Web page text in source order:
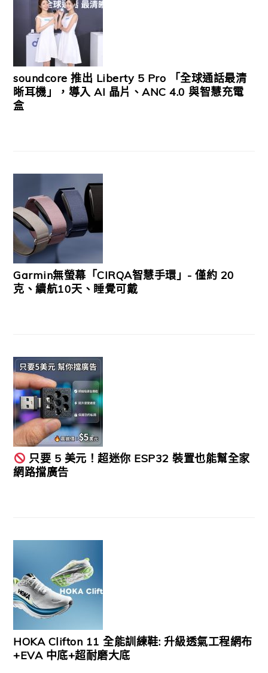
soundcore 推出 Liberty 5 Pro 「全球通話最清
晰耳機」，導入 AI 晶片、ANC 4.0 與智慧充電
盒
Garmin無螢幕「CIRQA智慧手環」- 僅約 20
克、續航10天、睡覺可戴
只要 5 美元！超迷你 ESP32 裝置也能幫全家
網路擋廣告
HOKA Clifton 11 全能訓練鞋: 升級透氣工程網布
+EVA 中底+超耐磨大底